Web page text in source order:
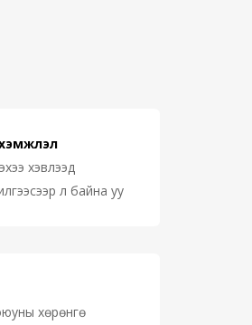
хэвлээд
л байна уу
хөрөнгө